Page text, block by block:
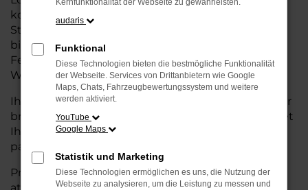
komfortables Fahrzeug möchte. Egal, ob für den
Stadtverkehr oder längere Fahrten – der Fabia
bietet Ihnen höchsten Fahrkomfort, innovative
Features und eine herausragende
Wirtschaftlichkeit.
Ihr Škoda Autohaus in Achim steht Ihnen mit einer
breiten Auswahl an Neuwagen zur Seite und bietet
Ihnen umfassende
passende Fahrzeug finden.
Profitieren Sie von zusätzlichen Services wie
Kernfunktionalität der Webseite zu gewährleisten.
audaris
Funktional
Diese Technologien bieten die bestmögliche Funktionalität
der Webseite. Services von Drittanbietern wie Google
Maps, Chats, Fahrzeugbewertungssystem und weitere
werden aktiviert.
YouTube
Google Maps
Statistik und Marketing
Diese Technologien ermöglichen es uns, die Nutzung der
Webseite zu analysieren, um die Leistung zu messen und